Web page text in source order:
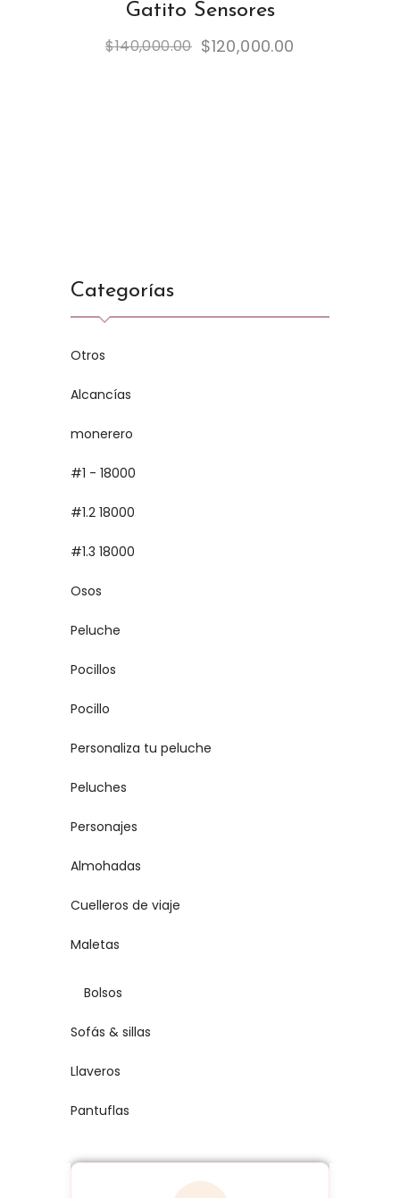
Gatito Sensores
$140,000.00 $120,000.00
Categorías
Otros
Alcancías
monerero
#1 - 18000
#1.2 18000
#1.3 18000
Osos
Peluche
Pocillos
Pocillo
Personaliza tu peluche
Peluches
Personajes
Almohadas
Cuelleros de viaje
Maletas
Bolsos
Sofás & sillas
Llaveros
Pantuflas